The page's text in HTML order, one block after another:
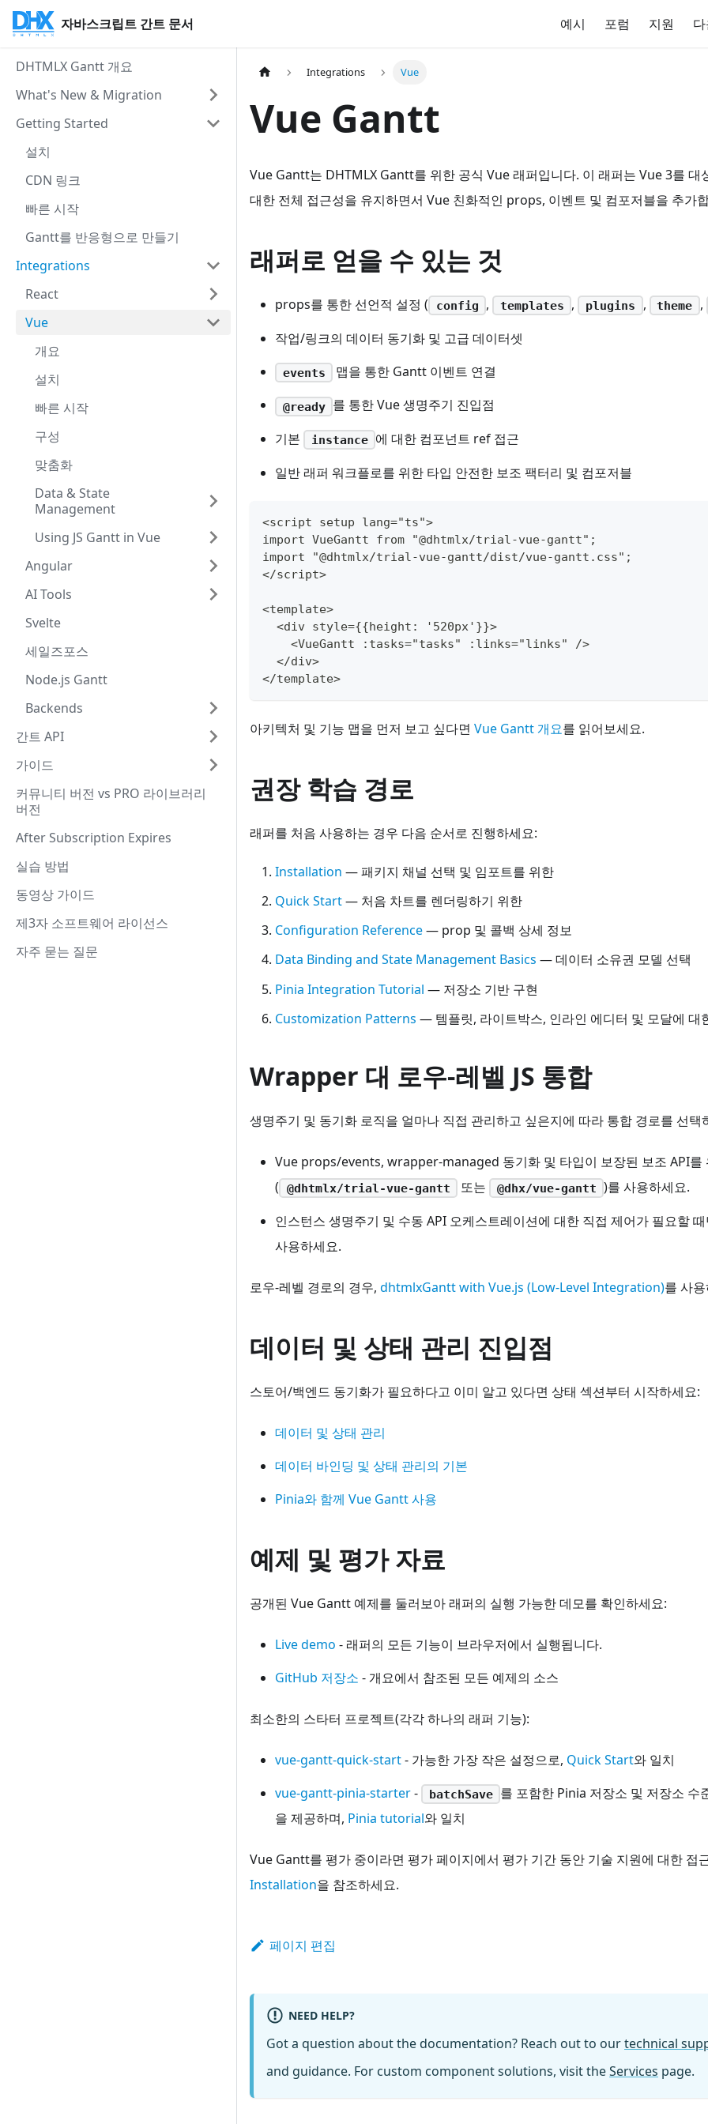
자바스크립트 간트 문서 예시 포럼 지원
DHTMLX Gantt 개요
What's New & Migration
Getting Started
설치
CDN 링크
빠른 시작
Gantt를 반응형으로 만들기
Integrations
React
Vue
개요
설치
빠른 시작
구성
맞춤화
Data & State
Management
Using JS Gantt in Vue
Angular
AI Tools
Svelte
세일즈포스
Node.js Gantt
Backends
간트 API
가이드
커뮤니티 버전 vs PRO 라이브러리
버전
After Subscription Expires
실습 방법
동영상 가이드
제3자 소프트웨어 라이선스
자주 묻는 질문
Integrations Vue
Vue Gantt
Vue Gantt는 DHTMLX Gantt를 위한 공식 Vue 래퍼입니다. 이 래퍼는 Vue 3를 대
대한 전체 접근성을 유지하면서 Vue 친화적인 props, 이벤트 및 컴포저블을 추가
래퍼로 얻을 수 있는 것
props를 통한 선언적 설정 ( config , templates , plugins , theme
,
작업/링크의 데이터 동기화 및 고급 데이터셋
events 맵을 통한 Gantt 이벤트 연결
@ready 를 통한 Vue 생명주기 진입점
기본
instance 에 대한 컴포넌트 ref 접근
일반 래퍼 워크플로를 위한 타입 안전한 보조 팩터리 및 컴포저블
<script setup lang="ts">
import VueGantt from "@dhtmlx/trial-vue-gantt";
import "@dhtmlx/trial-vue-gantt/dist/vue-gantt.css";
</script>
<template>
  <div style={{height: '520px'}}>
    <VueGantt :tasks="tasks" :links="links" />
  </div>
</template>
아키텍처 및 기능 맵을 먼저 보고 싶다면 Vue Gantt 개요를 읽어보세요.
권장 학습 경로
래퍼를 처음 사용하는 경우 다음 순서로 진행하세요:
Installation — 패키지 채널 선택 및 임포트를 위한
Quick Start— 처음 차트를 렌더링하기 위한
Configuration Reference— prop 및 콜백 상세 정보
Data Binding and State Management Basics — 데이터 소유권 모델 선택
Pinia Integration Tutorial — 저장소 기반 구현
Customization Patterns — 템플릿, 라이트박스, 인라인 에디터 및 모달에 대
Wrapper 대 로우-레벨 JS 통합
생명주기 및 동기화 로직을 얼마나 직접 관리하고 싶은지에 따라 통합 경로를 선택
Vue props/events, wrapper-managed 동기화 및 타입이 보장된 보조 API를
(
@dhtmlx/trial-vue-gantt 또는 @dhx/vue-gantt )를 사용하세요.
인스턴스 생명주기 및 수동 API 오케스트레이션에 대한 직접 제어가 필요할
사용하세요.
로우-레벨 경로의 경우, dhtmlxGantt with Vue.js (Low-Level Integration)를 사
데이터 및 상태 관리 진입점
스토어/백엔드 동기화가 필요하다고 이미 알고 있다면 상태 섹션부터 시작하세요:
데이터 및 상태 관리
데이터 바인딩 및 상태 관리의 기본
Pinia와 함께 Vue Gantt 사용
예제 및 평가 자료
공개된 Vue Gantt 예제를 둘러보아 래퍼의 실행 가능한 데모를 확인하세요:
Live demo - 래퍼의 모든 기능이 브라우저에서 실행됩니다.
GitHub 저장소 - 개요에서 참조된 모든 예제의 소스
최소한의 스타터 프로젝트(각각 하나의 래퍼 기능):
vue-gantt-quick-start- 가능한 가장 작은 설정으로, Quick Start와 일치
vue-gantt-pinia-starter- batchSave 를 포함한 Pinia 저장소 및 저장소 수
을 제공하며, Pinia tutorial와 일치
Vue Gantt를 평가 중이라면 평가 페이지에서 평가 기간 동안 기술 지원에 대한 접
Installation을 참조하세요.
페이지 편집
NEED HELP?
Got a question about the documentation? Reach out to ourtechnical
and guidance. For custom component solutions, visit theServices page.